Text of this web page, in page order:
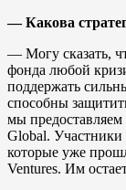
— Какова
— Могу сказать,
фонда любой
поддержать
способны
мы
Global. Участники
которые уже
Ventures. Им